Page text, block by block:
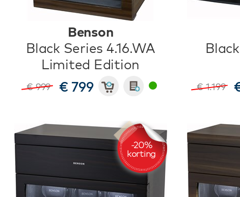
Benson
Black Series 4.16.WA
Limited Edition
€ 999 € 799 € 1.199